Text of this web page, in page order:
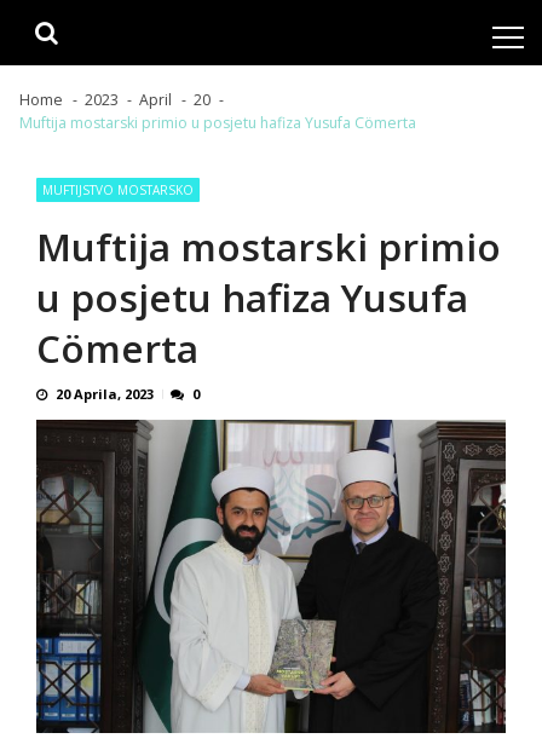
Home 2023 April
20
Muftija mostarski primio u posjetu hafiza Yusufa Cömerta
MUFTIJSTVO MOSTARSKO
Muftija mostarski primio
u posjetu hafiza Yusufa
Cömerta
20 Aprila, 2023 0